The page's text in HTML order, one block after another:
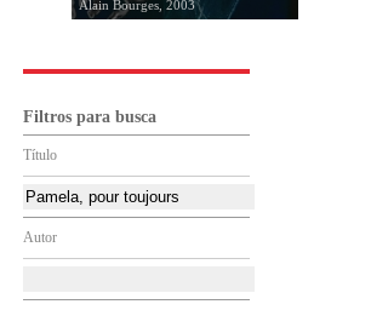
Alain Bourges, 2003
Filtros para busca
Título
Autor